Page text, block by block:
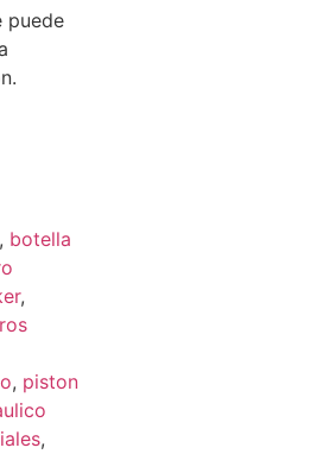
puede
, botella
,
, piston
,